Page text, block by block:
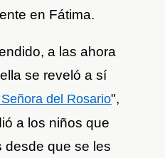
en Fátima.
a las ahora
se reveló a sí
del Rosario",
a los niños que
desde que se les